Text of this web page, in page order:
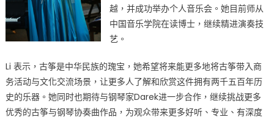
越，并成功举办个人音乐会。她目前师从
中国音乐学院在读博士，继续精进演奏技
艺。
Li 表示，古筝是中华民族的瑰宝，她希望将来能更多地将古筝带入商
务活动与文化交流场景，让更多人了解和欣赏这件拥有两千五百年历
史的乐器。她同时也期待与钢琴家Darek进一步合作，继续挑战更多
优秀的古筝与钢琴协奏曲作品，为观众带来更多好听、专业、有深度